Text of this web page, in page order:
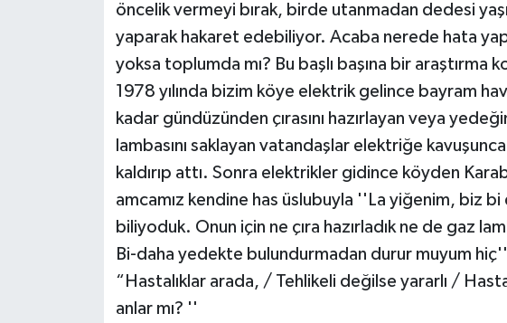
öncelik vermeyi bırak, birde utanmadan dedesi
yaparak hakaret edebiliyor. Acaba nerede hata
yoksa toplumda mı? Bu başlı başına bir araştırma
1978 yılında bizim köye elektrik gelince bayram
kadar gündüzünden çırasını hazırlayan veya
lambasını saklayan vatandaşlar elektriğe
kaldırıp attı. Sonra elektrikler gidince köyden
amcamız kendine has üslubuyla ''La yiğenim, biz
biliyoduk. Onun için ne çıra hazırladık ne de gaz
Bi-daha yedekte bulundurmadan durur muyum hiç''
“Hastalıklar arada, / Tehlikeli değilse yararlı /
anlar mı? ''